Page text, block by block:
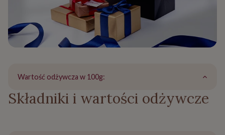
Wartość odżywcza w 100g:
Składniki i wartości odżywcze